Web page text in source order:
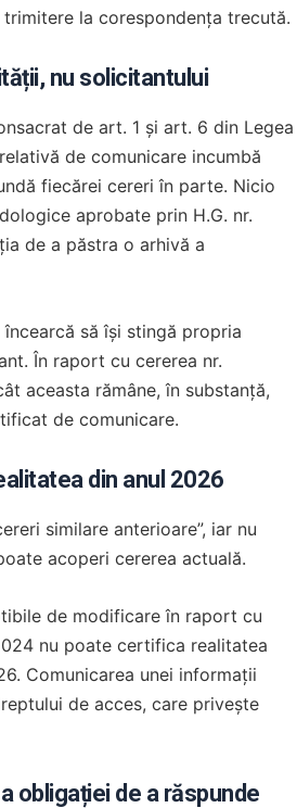
la corespondența trecută.
nu solicitantului
de art. 1 și art. 6 din Legea
de comunicare incumbă
fiecărei cereri în parte. Nicio
aprobate prin H.G. nr.
de a păstra o arhivă a
să își stingă propria
În raport cu cererea nr.
aceasta rămâne, în substanță,
de comunicare.
din anul 2026
similare anterioare”, iar nu
acoperi cererea actuală.
de modificare în raport cu
nu poate certifica realitatea
Comunicarea unei informații
de acces, care privește
obligației de a răspunde